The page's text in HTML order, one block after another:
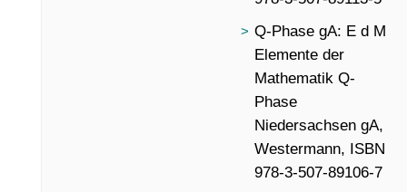
Q-Phase gA: E d M
Elemente der
Mathematik Q-
Phase
Niedersachsen gA,
Westermann, ISBN
978-3-507-89106-7